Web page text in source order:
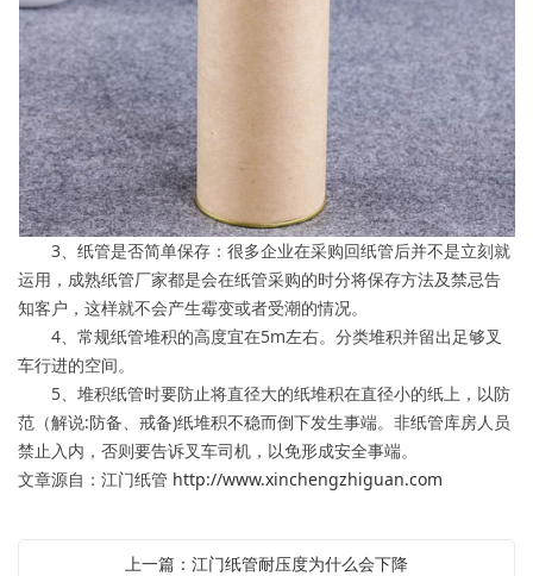
3、纸管是否简单保存：很多企业在采购回纸管后并不是立刻就
运用，成熟纸管厂家都是会在纸管采购的时分将保存方法及禁忌告
知客户，这样就不会产生霉变或者受潮的情况。
4、常规纸管堆积的高度宜在5m左右。分类堆积并留出足够叉
车行进的空间。
5、堆积纸管时要防止将直径大的纸堆积在直径小的纸上，以防
范（解说:防备、戒备)纸堆积不稳而倒下发生事端。非纸管库房人员
禁止入内，否则要告诉叉车司机，以免形成安全事端。
文章源自：江门纸管 http://www.xinchengzhiguan.com
上一篇：江门纸管耐压度为什么会下降